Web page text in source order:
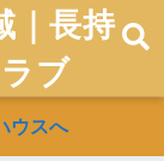
｜長持
ブ
ウスへ